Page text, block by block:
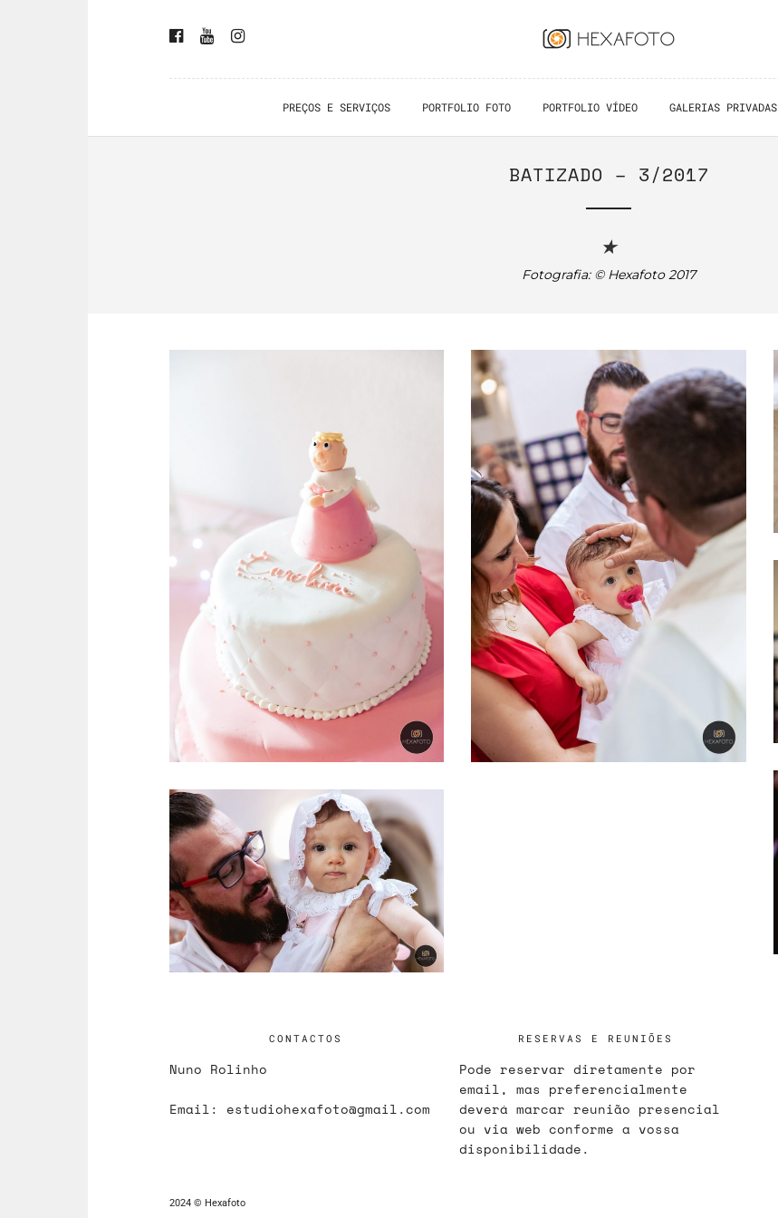
PREÇOS E SERVIÇOS PORTFOLIO FOTO PORTFOLIO VÍDEO GALERIAS PRIVADAS
BATIZADO – 3/2017
★
Fotografia: © Hexafoto 2017
CONTACTOS
Nuno Rolinho
Email: estudiohexafoto@gmail.com
RESERVAS E REUNIÕES
Pode reservar diretamente por
email, mas preferencialmente
deverá marcar reunião presencial
ou via web conforme a vossa
disponibilidade.
2024 © Hexafoto